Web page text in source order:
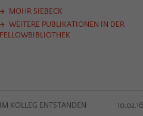
MOHR SIEBECK
WEITERE PUBLIKATIONEN IN DER
FELLOWBIBLIOTHEK
IM KOLLEG ENTSTANDEN 10.02.16